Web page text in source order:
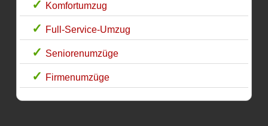
Komfortumzug
Full-Service-Umzug
Seniorenumzüge
Firmenumzüge